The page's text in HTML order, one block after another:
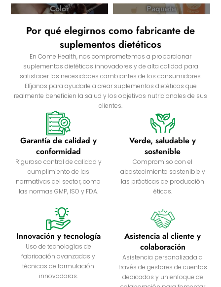
Color
Paquete
Por qué elegirnos como fabricante de
suplementos dietéticos
En Come Health, nos comprometemos a proporcionar
suplementos dietéticos innovadores y de alta calidad para
satisfacer las necesidades cambiantes de los consumidores.
Elíjanos para ayudarle a crear suplementos dietéticos que
realmente beneficien la salud y los objetivos nutricionales de sus
clientes.
Garantía de calidad y
conformidad
Riguroso control de calidad y
cumplimiento de las
normativas del sector, como
las normas GMP, ISO y FDA.
Verde, saludable y
sostenible
Compromiso con el
abastecimiento sostenible y
las prácticas de producción
éticas.
Innovación y tecnología
Uso de tecnologías de
fabricación avanzadas y
técnicas de formulación
innovadoras.
Asistencia al cliente y
colaboración
Asistencia personalizada a
través de gestores de cuentas
dedicados y un enfoque de